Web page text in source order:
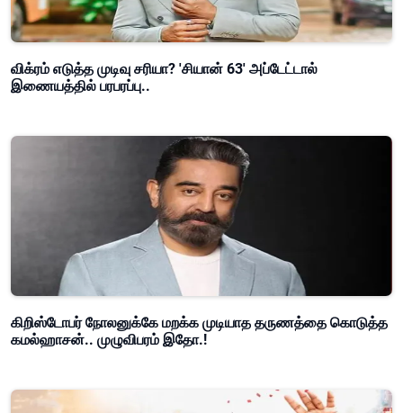
விக்ரம் எடுத்த முடிவு சரியா? 'சியான் 63' அப்டேட்டால்
இணையத்தில் பரபரப்பு..
கிறிஸ்டோபர் நோலனுக்கே மறக்க முடியாத தருணத்தை கொடுத்த
கமல்ஹாசன்.. முழுவிபரம் இதோ.!